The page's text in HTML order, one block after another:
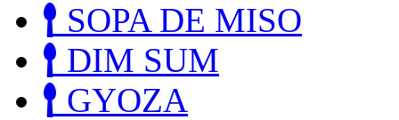
SOPA DE MISO
DIM SUM
GYOZA